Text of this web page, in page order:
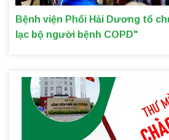
Bệnh viện Phổi Hải Dương tổ
lạc bộ người bệnh COPD"